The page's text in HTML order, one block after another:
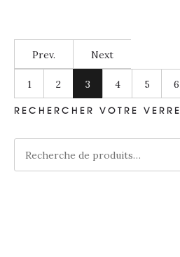
Prev. Next
1 2 3 4 5 6
RECHERCHER VOTRE VERRE